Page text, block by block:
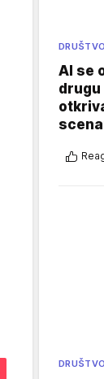
DRUŠTVO
AI se
DRUŠTVO